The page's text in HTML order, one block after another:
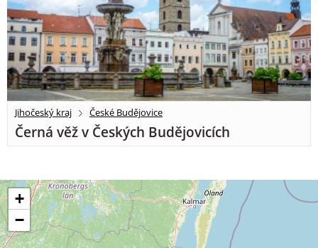
Jihočeský kraj České Budějovice
Černá věž v Českých Budějovicích
+
−